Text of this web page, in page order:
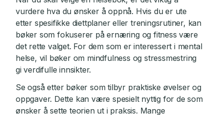
vurdere hva du ønsker å oppnå. Hvis du er ute
etter spesifikke diettplaner eller treningsrutiner, kan
bøker som fokuserer på ernæring og fitness være
det rette valget. For dem som er interessert i mental
helse, vil bøker om mindfulness og stressmestring
gi verdifulle innsikter.
Se også etter bøker som tilbyr praktiske øvelser og
oppgaver. Dette kan være spesielt nyttig for de som
ønsker å sette teorien ut i praksis. Mange